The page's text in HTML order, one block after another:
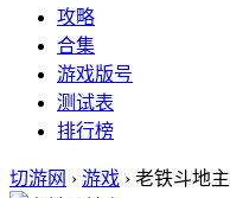
攻略
合集
游戏版号
测试表
排行榜
切游网 › 游戏 › 老铁斗地主